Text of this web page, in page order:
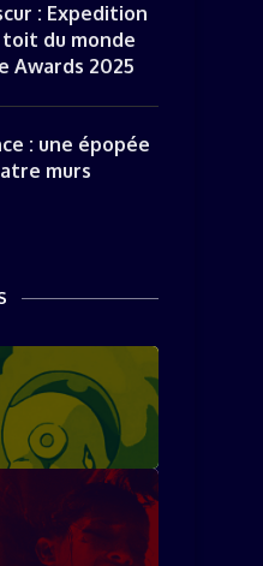
: Expedition
toit du monde
Awards 2025
: une épopée
murs